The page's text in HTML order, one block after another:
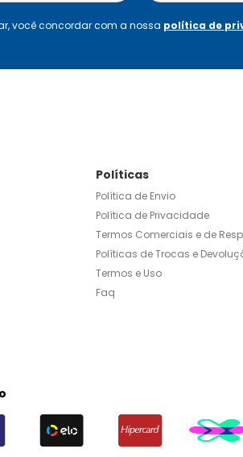
você concordar com a nossa política de
Políticas
Política de Envio
Política de Privacidade
Termos Comerciais e de
Políticas de Trocas e
Termos e Uso
Faq